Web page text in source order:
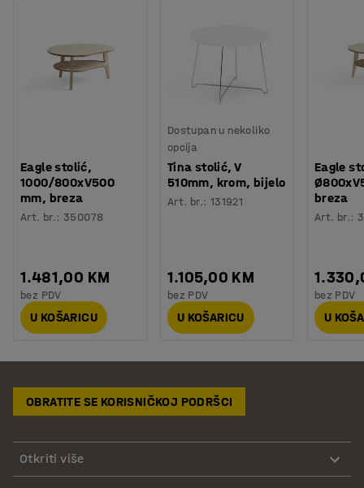
Eagle stolić,
1000/800xV500
mm, breza
Art. br.:350078
1.481,00 KM
bez PDV
U KOŠARICU
Dostupan u nekoliko
opcija
Tina stolić, V
510mm, krom, bijelo
Art. br.: 131921
1.105,00 KM
bez PDV
U KOŠARICU
Eagle
breza
Art. br.:
bez PDV
U
OBRATITE SE KORISNIČKOJ PODRŠCI
Otkriti više